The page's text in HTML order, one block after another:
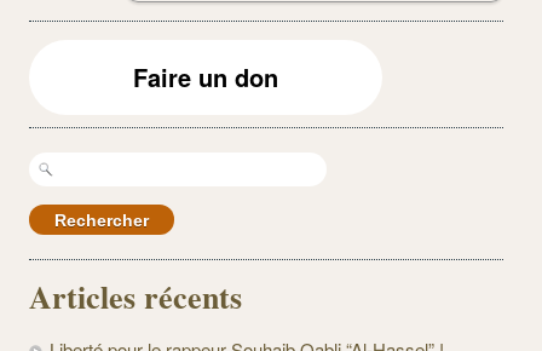
Faire un don
Rechercher :
Articles récents